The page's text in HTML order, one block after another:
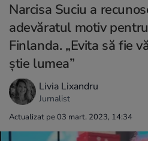
Narcisa Suciu a
adevăratul motiv
Finlanda. „Evita să fie
știe lumea”
Livia Lixandru
Jurnalist
Actualizat pe 03 mart. 2023, 14:34